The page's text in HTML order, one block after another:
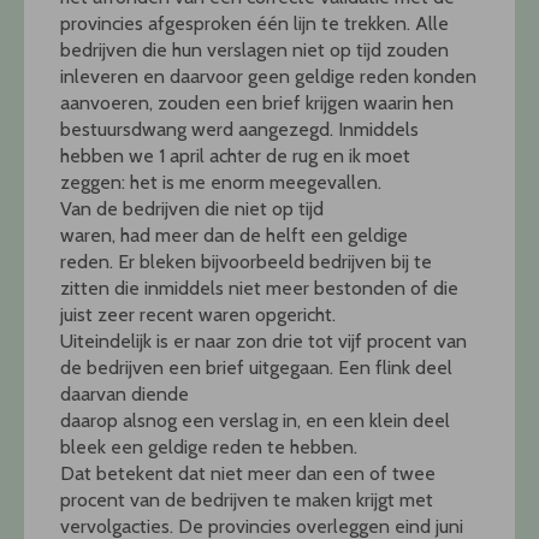
provincies afgesproken één lijn te trekken. Alle
bedrijven die hun verslagen niet op tijd zouden
inleveren en daarvoor geen geldige reden konden
aanvoeren, zouden een brief krijgen waarin hen
bestuursdwang werd aangezegd. Inmiddels
hebben we 1 april achter de rug en ik moet
zeggen: het is me enorm meegevallen.
Van de bedrijven die niet op tijd
waren, had meer dan de helft een geldige
reden. Er bleken bijvoorbeeld bedrijven bij te
zitten die inmiddels niet meer bestonden of die
juist zeer recent waren opgericht.
Uiteindelijk is er naar zon drie tot vijf procent van
de bedrijven een brief uitgegaan. Een flink deel
daarvan diende
daarop alsnog een verslag in, en een klein deel
bleek een geldige reden te hebben.
Dat betekent dat niet meer dan een of twee
procent van de bedrijven te maken krijgt met
vervolgacties. De provincies overleggen eind juni